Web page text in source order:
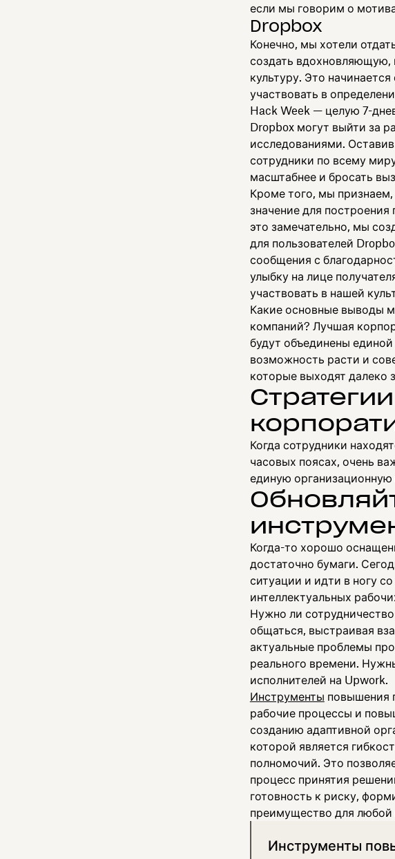
если мы говорим о
Dropbox
Конечно, мы хотели
создать
культуру. Это
участвовать в
Hack Week — целую 7-
Dropbox могут выйти за
исследованиями.
сотрудники по всему
масштабнее и бросать
Кроме того, мы
значение для
это замечательно, мы
для пользователей
сообщения с
улыбку на лице
участвовать в нашей
Какие основные выводы
компаний? Лучшая
будут объединены
возможность расти и
которые выходят далеко
Когда сотрудники
часовых поясах, очень
единую
Когда-то хорошо
достаточно бумаги.
ситуации и идти в ногу
интеллектуальных
Нужно ли
общаться, выстраивая
актуальные проблемы
реального времени.
исполнителей на Upwork.
Инструменты повышения
рабочие процессы и
созданию адаптивной
которой является
полномочий. Это
процесс принятия
готовность к риску,
преимущество для любой
Инструменты